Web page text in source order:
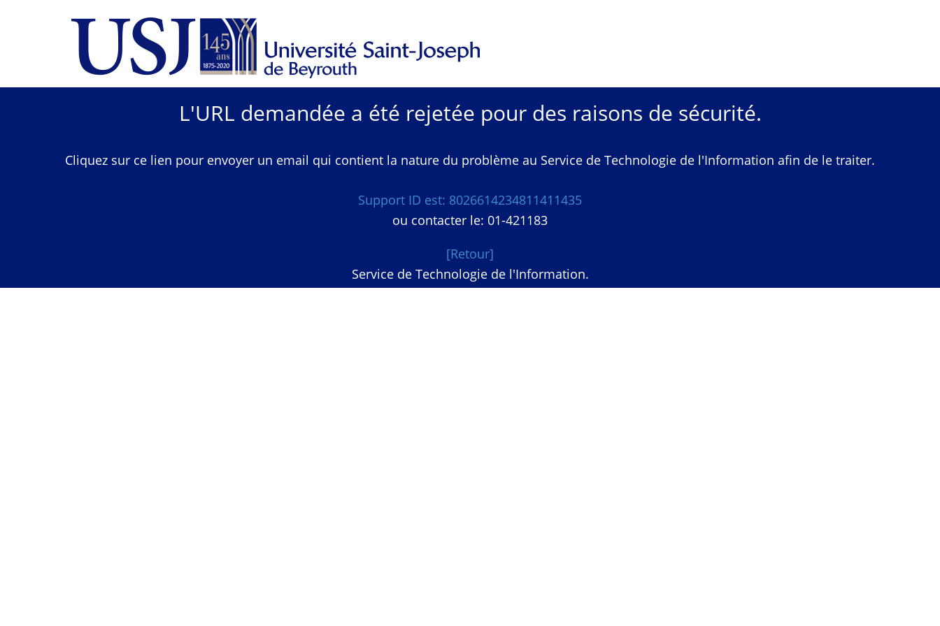
L'URL demandée a été rejetée pour des raisons de sécurité.
Cliquez sur ce lien pour envoyer un email qui contient la nature du problème au Service de Technologie de l'Information afin de le traiter.
Support ID est: 8026614234811411435
ou contacter le: 01-421183
[Retour]
Service de Technologie de l'Information.